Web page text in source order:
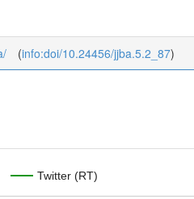
(info:doi/10.24456/jjba.5.2_87)
Twitter (RT)